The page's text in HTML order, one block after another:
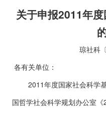
关于申报2011年
琼社科
各有关单位：
2011年度国家社会科学基
国哲学社会科学规划办公室